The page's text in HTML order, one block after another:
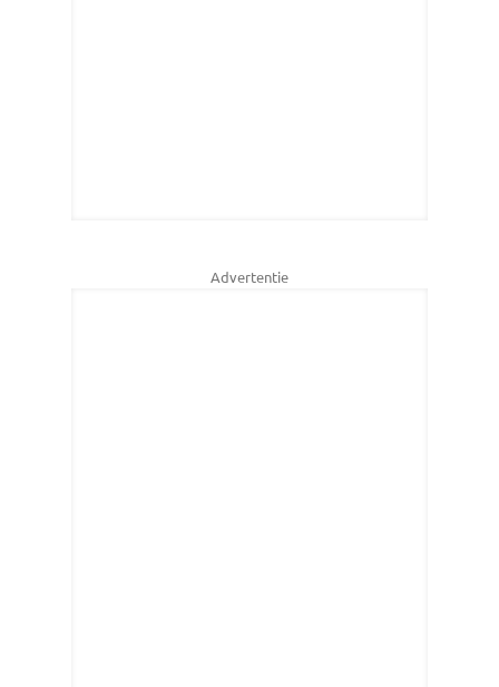
Advertentie